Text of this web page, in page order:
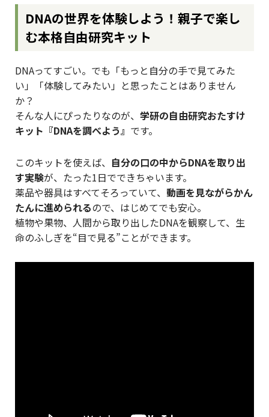
DNAの世界を体験しよう！親子で楽し
む本格自由研究キット
DNAってすごい。でも「もっと自分の手で見てみた
い」「体験してみたい」と思ったことはありません
か？
そんな人にぴったりなのが、 学研の自由研究おたすけ
キット『DNAを調べよう』 です。
このキットを使えば、 自分の口の中からDNAを取り出
す実験が、たった1日でできちゃいます。
薬品や器具はすべてそろっていて、 動画を見ながらかん
たんに進められるので、はじめてでも安心。
植物や果物、人間から取り出したDNAを観察して、生
命のふしぎを“目で見る”ことができます。